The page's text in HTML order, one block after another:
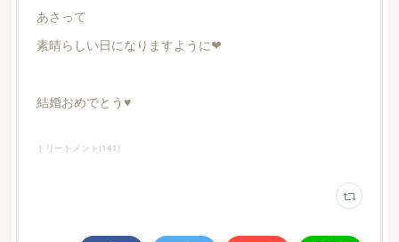
あさって
素晴らしい日になりますように❤︎
結婚おめでとう♥️
トリートメント (141)